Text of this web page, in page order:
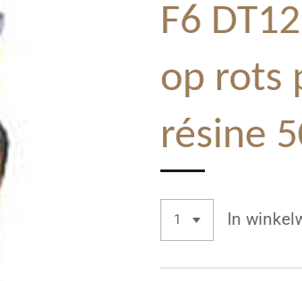
F6
op rots
résine
In